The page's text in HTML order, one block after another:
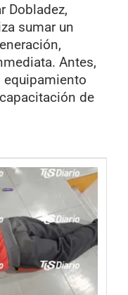
Dobladez,
sumar un
Antes,
equipamiento
de